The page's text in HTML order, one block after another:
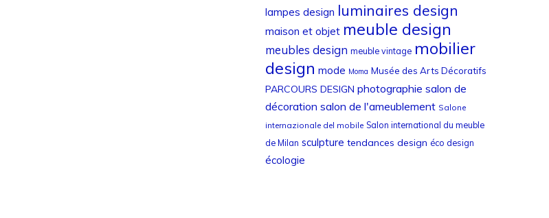
lampes design luminaires design
maison et objet meuble design
meubles design meuble vintage mobilier
design mode Moma Musée des Arts Décoratifs
PARCOURS DESIGN photographie salon de
décoration salon de l'ameublement Salone
internazionale del mobile Salon international du meuble
de Milan sculpture tendances design éco design
écologie